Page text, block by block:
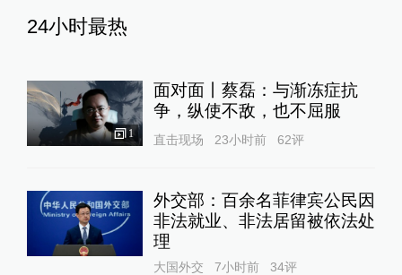
24小时最热
1
面对面丨蔡磊：与渐冻症抗
争，纵使不敌，也不屈服
直击现场 23小时前 62评
外交部：百余名菲律宾公民因
非法就业、非法居留被依法处
理
大国外交 7小时前 34评